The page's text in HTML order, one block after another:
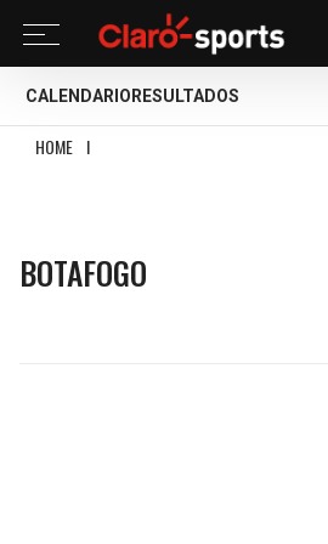
CALENDARIO RESULTADOS
HOME I
BOTAFOGO